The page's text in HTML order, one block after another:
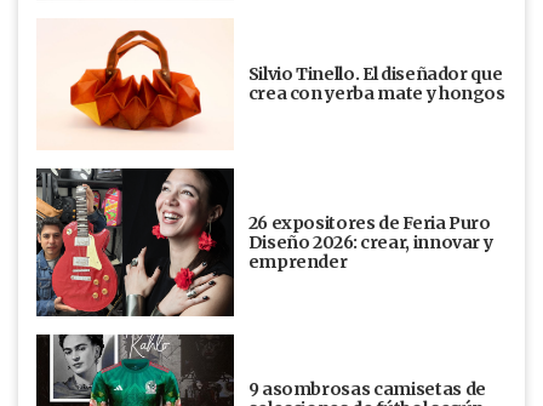
Silvio Tinello. El diseñador que
crea con yerba mate y hongos
26 expositores de Feria Puro
Diseño 2026: crear, innovar y
emprender
9 asombrosas camisetas de